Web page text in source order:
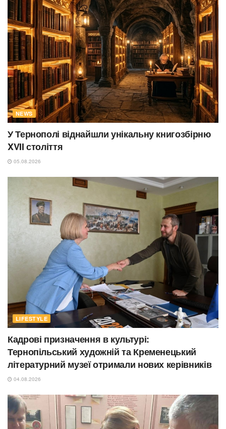
NEWS
У Тернополі віднайшли унікальну книгозбірню
XVII століття
05.08.2026
LIFESTYLE
Кадрові призначення в культурі:
Тернопільський художній та Кременецький
літературний музеї отримали нових керівників
04.08.2026